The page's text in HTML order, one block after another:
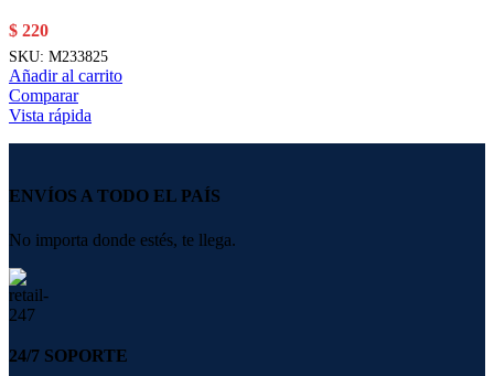
$ 220
SKU: M233825
Añadir al carrito
Comparar
Vista rápida
ENVÍOS A TODO EL PAÍS
No importa donde estés, te llega.
24/7 SOPORTE